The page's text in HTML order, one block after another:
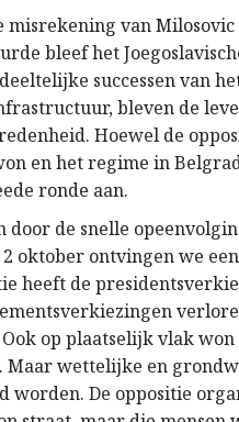
misrekening van
bleef het
successen van
bleven de
Hoewel de
en het regime in
ronde aan.
de snelle
oktober ontvingen we
heeft de
op plaatselijk vlak
Maar wettelijke en
worden. De oppositie